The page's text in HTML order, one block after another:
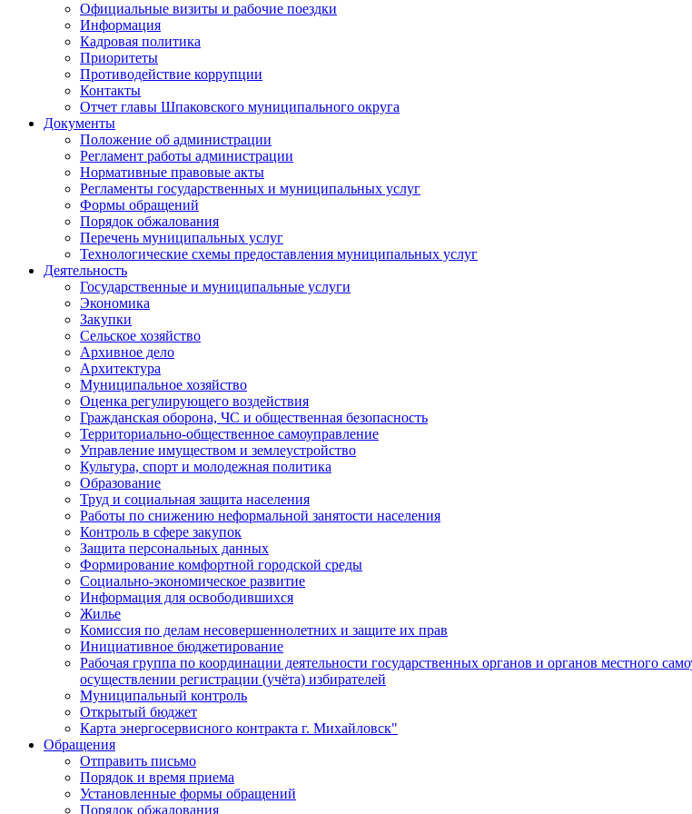
Официальные визиты и рабочие поездки
Информация
Кадровая политика
Приоритеты
Противодействие коррупции
Контакты
Отчет главы Шпаковского муниципального округа
Документы
Положение об администрации
Регламент работы администрации
Нормативные правовые акты
Регламенты государственных и муниципальных услуг
Формы обращений
Порядок обжалования
Перечень муниципальных услуг
Технологические схемы предоставления муниципальных услуг
Деятельность
Государственные и муниципальные услуги
Экономика
Закупки
Сельское хозяйство
Архивное дело
Архитектура
Муниципальное хозяйство
Оценка регулирующего воздействия
Гражданская оборона, ЧС и общественная безопасность
Территориально-общественное самоуправление
Управление имуществом и землеустройство
Культура, спорт и молодежная политика
Образование
Труд и социальная защита населения
Работы по снижению неформальной занятости населения
Контроль в сфере закупок
Защита персональных данных
Формирование комфортной городской среды
Социально-экономическое развитие
Информация для освободившихся
Жилье
Комиссия по делам несовершеннолетних и защите их прав
Инициативное бюджетирование
Рабочая группа по координации деятельности государственных органов и органов местного
осуществлении регистрации (учёта) избирателей
Муниципальный контроль
Открытый бюджет
Карта энергосервисного контракта г. Михайловск"
Обращения
Отправить письмо
Порядок и время приема
Установленные формы обращений
Порядок обжалования